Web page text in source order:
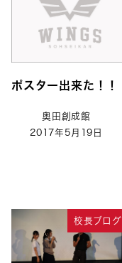
ポスター出来た！！
奥田創成館
2017年5月19日
校長ブログ